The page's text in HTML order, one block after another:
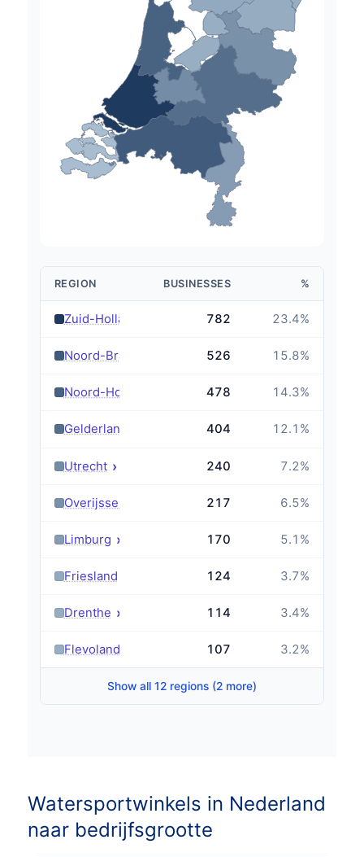
REGION BUSINESSES %
Zuid-Holland 782 23.4%
Noord-Brabant 526 15.8%
Noord-Holland 478 14.3%
Gelderland 404 12.1 %
Utrecht › 240 7.2%
Overijssel 217 6.5%
Limburg › 170 5.1 %
Friesland 124 3.7%
Drenthe › 114 3.4%
Flevoland 107 3.2%
Show all 12 regions (2 more)
Watersportwinkels in Nederland
naar bedrijfsgrootte